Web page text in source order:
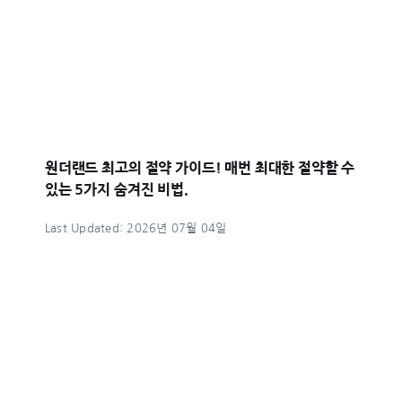
원더랜드 최고의 절약 가이드! 매번 최대한 절약할 수
있는 5가지 숨겨진 비법.
Last Updated: 2026년 07월 04일